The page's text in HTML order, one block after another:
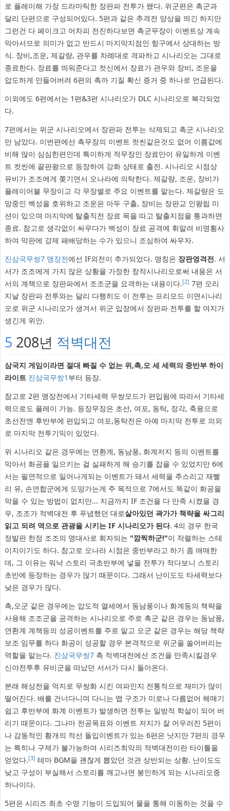
로 플레이해 가장 드라마틱한 장판파 전투가 됐다. 위군편은 촉군과
달리 단편으로 구성되어있다. 5편과 같은 추격전 양상을 띄긴 하지만
그런건 다 페이크고 어차피 전진하다보면 촉군무장이 이벤트상 계속
막아서므로 의미가 없고 반드시 마지막지점인 항구에서 상대하는 방
식. 장비,조운, 제갈량, 관우를 차례대로 격파하고 시나리오는 그대로
종료한다. 장료를 띄워준다고 컷신에서 장료가 관우와 장비, 조운을
압도하게 만들어버려 6편의 촉까 기질 확신 증거 중 하나로 언급된다.
이외에도 6편에서는 1편&3편 시나리오가 DLC 시나리오로 복각되었
다.
7펀에서는 위군 시나리오에서 장판파 전투는 삭제되고 촉군 시나리오
만 남았다. 이번편에선 촉무장의 이벤트 컷씬같은것도 없어 이름값에
비해 많이 심심한편인데 특이하게 적무장인 장료만이 유일하게 이벤
트 컷씬에 끝판왕으로 등장하여 강화 상태로 출전. 시나리오 시점상
유비가 조조에게 쫒기면서 오나라에 의탁한다. 제갈량, 조운, 장비가
플레이어블 무장이고 각 무장별로 주요 이벤트를 맡는다. 제갈량은 도
망중인 백성을 호위하고 조운은 아두 구출, 장비는 장판교 인왕립 미
션이 있으며 마지막에 탈출직전 장료 목을 따고 탈출지점을 통과하면
종료. 참고로 생각없이 싸우다가 백성이 장료 공격에 휘말려 비명횡사
하여 막판에 강제 패배당하는 수가 있으니 조심하여 싸우자.
진삼국무쌍7 맹장전에선 IF외전이 추가되었다. 명칭은 장판영격전. 서
서가 조조에게 가지 않은 상황을 가정한 창작시나리오로써 내용은 서
서의 계책으로 장판파에서 조조군을 요격하는 내용이다.[2] 7편 오리
지날 장판파 전투와는 달리 다행히도 이 전투는 프리모드 이면시나리
오로 위군 시나리오가 생겨서 위군 입장에서 장판파 전투를 할 여지가
생긴게 위안.
5 208년 적벽대전
삼국지 게임이라면 절대 빠질 수 없는 위,촉,오 세 세력의 중반부 하이
라이트 진삼국무쌍1 부터 등장.
참고로 2편 맹장전에서 기타세력 무쌍모드가 편입됨에 따라서 기타세
력으로도 플레이 가능. 등장무장은 초선, 여포, 동탁, 장각, 축융으로
초선전엔 후반부에 편입되고 여포,동탁전은 아예 마지막 전투로 의외
로 마지막 전투기믹이 있었다.
위 시나리오 같은 경우에는 연환계, 동남풍, 화계저지 등의 이벤트를
막아서 화공을 일으키는 걸 실패하게 해 승기를 잡을 수 있었지만 6에
서는 필연적으로 일어나게되는 이벤트가 돼서 세력을 추스리고 재빨
리 유, 손연합군에게 도망가는게 주 목적으로 7에서도 똑같이 화공을
막을 수 있는 방법이 없지만... 지금까지 IF 조건을 다 만족 시켰을 경
우, 조조가 적벽대전 후 푸념했던 대로살아있던 곽가가 책략을 싸그리
읽고 되려 역으로 관광을 시키는 IF 시나리오가 된다. 4의 경우 한국
정발판 한정 조조의 명대사로 회자되는 "깜찍하군!"이 작렬하는 스테
이지이기도 하다. 참고로 오나라 시점은 중반부라고 하기 좀 애매한
데, 그 이유는 워낙 스토리 극초반부에 넣을 전투가 적다보니 스토리
초반에 등장하는 경우가 많기 때문이다. 그래서 난이도도 타세력보다
낮은 경우가 많다.
촉,오군 같은 경우에는 압도적 열세에서 동남풍이나 화계등의 책략을
사용해 조조군을 공격하는 시나리오로 주로 촉군 같은 경우는 동남풍,
연환계 계책등의 성공이벤트를 주로 맡고 오군 같은 경우는 해당 책략
보조 임무를 하다 화공이 성공할 경우 본격적으로 위군을 쓸어버리는
역할을 맡는다. 진삼국무쌍7촉 적벽대전에선 조건을 만족시킬경우
신야전투후 유비군을 떠났던 서서가 다시 돌아온다.
본래 해상전을 억지로 무쌍화 시킨 여파인지 전통적으로 재미가 많이
떨어진다. 배를 건너다니며 다니는 맵 구조가 미로나 다름없어 헤매기
쉽고 후반부에 화계 이벤트가 발생하면 전투는 일방적 학살이 되어 버
리기 때문이다. 그나마 전공목표와 이벤트 저지가 잘 어우러진 5편이
나 감동적인 황개의 적선 돌입이벤트가 있는 6편은 낫지만 7편의 경우
는 특히나 구제가 불가능하여 시리즈최악의 적벽대전이란 타이틀을
얻었다.[3] 테마 BGM을 괜찮게 뽑았던 것관 상반되는 상황. 난이도도
낮고 구성이 부실해서 스토리를 깨고나면 봉인하게 되는 시나리오중
하나이다.
5편은 시리즈 최초 수영 기능이 도입되어 물을 통해 이동하는 것을 수